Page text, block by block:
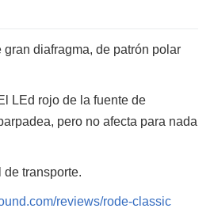
gran diafragma, de patrón polar
LEd rojo de la fuente de
pero no afecta para nada
transporte.
reviews/rode-classic